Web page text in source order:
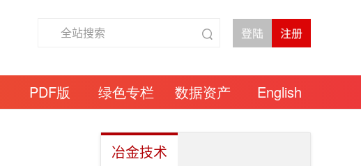
PDF版 绿色专栏 数据资产 English
冶金技术